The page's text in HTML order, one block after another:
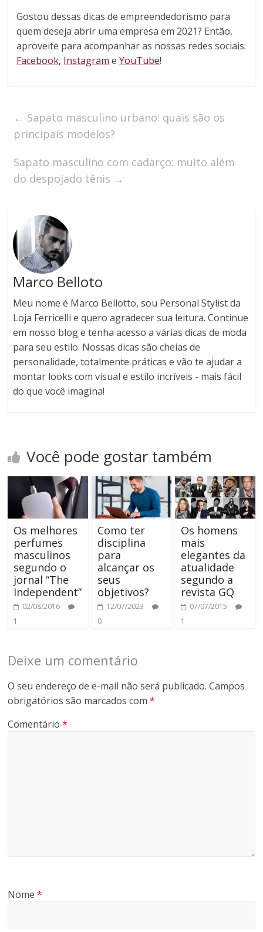
Gostou dessas dicas de empreendedorismo para
quem deseja abrir uma empresa em 2021? Então,
aproveite para acompanhar as nossas redes sociais:
Facebook, Instagram eYouTube!
← Sapato masculino urbano: quais são os
principais modelos?
Sapato masculino com cadarço: muito além
do despojado tênis →
Marco Belloto
Meu nome é Marco Bellotto, sou Personal Stylist da
Loja Ferricelli e quero agradecer sua leitura. Continue
em nosso blog e tenha acesso a várias dicas de moda
para seu estilo. Nossas dicas são cheias de
personalidade, totalmente práticas e vão te ajudar a
montar looks com visual e estilo incríveis - mais fácil
do que você imagina!
Você pode gostar também
Os melhores
perfumes
masculinos
segundo o
jornal “The
Independent”
02/08/2016
1
Como ter
disciplina
para
alcançar os
seus
objetivos?
12/07/2023
0
Os homens
mais
elegantes da
atualidade
segundo a
revista GQ
07/07/2015
1
Deixe um comentário
O seu endereço de e-mail não será publicado. Campos
obrigatórios são marcados com*
Comentário*
Nome*